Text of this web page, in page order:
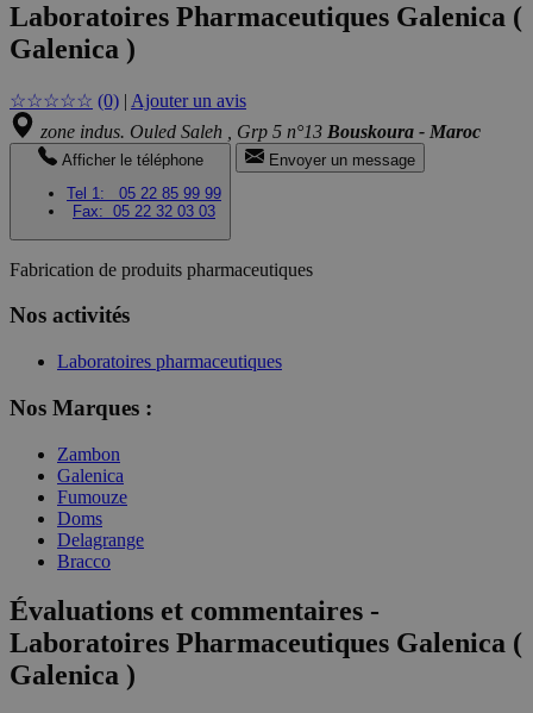
Laboratoires Pharmaceutiques Galenica (
Galenica )
☆☆☆☆☆ (0) | Ajouter un avis
zone indus. Ouled Saleh , Grp 5 n°13 Bouskoura - Maroc
Afficher le téléphone
Tel 1:
05 22 85 99 99
Fax: 05 22 32 03 03
Envoyer un message
Fabrication de produits pharmaceutiques
Nos activités
Laboratoires pharmaceutiques
Nos Marques :
Zambon
Galenica
Fumouze
Doms
Delagrange
Bracco
Évaluations et commentaires -
Laboratoires Pharmaceutiques Galenica (
Galenica )